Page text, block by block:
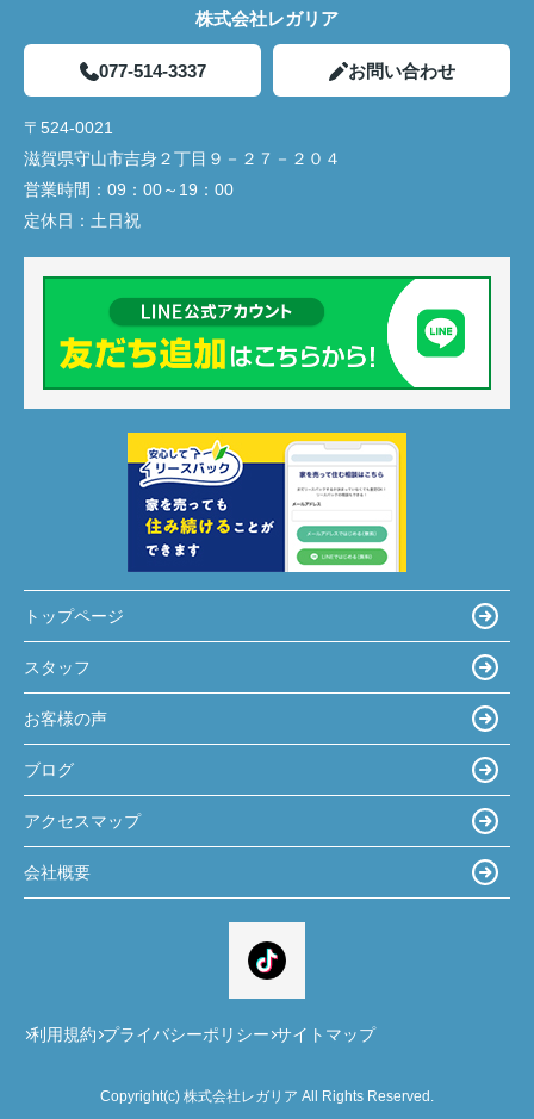
株式会社レガリア
077-514-3337 お問い合わせ
〒524-0021
滋賀県守山市吉身２丁目９－２７－２０４
営業時間： 09：00～19：00
定休日： 土日祝
トップページ
スタッフ
お客様の声
ブログ
アクセスマップ
会社概要
利用規約 プライバシーポリシー サイトマップ
Copyright(c) 株式会社レガリア All Rights Reserved.